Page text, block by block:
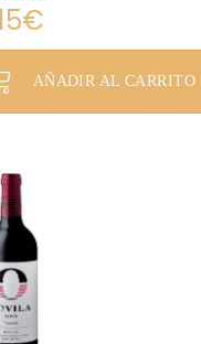
4.67€
AÑADIR AL CARRITO